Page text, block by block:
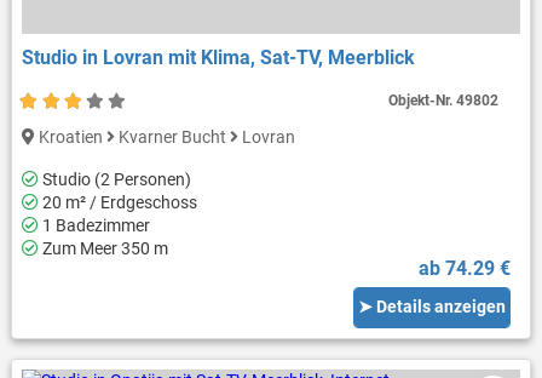
Studio in Lovran mit Klima, Sat-TV, Meerblick
Kroatien Kvarner Bucht Lovran
Studio (2 Personen)
20 m² / Erdgeschoss
1 Badezimmer
Zum Meer 350 m
ab 74.29 €
➤ Details anzeigen
Objekt-Nr.49802